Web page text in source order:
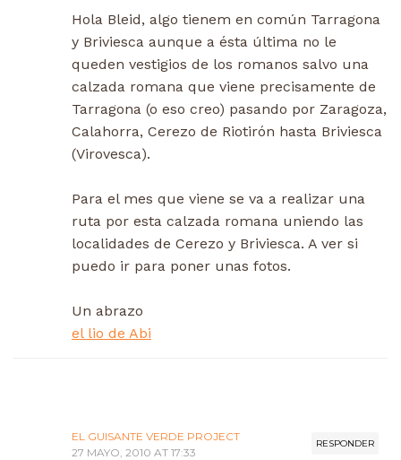
Hola Bleid, algo tienem en común Tarragona
y Briviesca aunque a ésta última no le
queden vestigios de los romanos salvo una
calzada romana que viene precisamente de
Tarragona (o eso creo) pasando por Zaragoza,
Calahorra, Cerezo de Riotirón hasta Briviesca
(Virovesca).
Para el mes que viene se va a realizar una
ruta por esta calzada romana uniendo las
localidades de Cerezo y Briviesca. A ver si
puedo ir para poner unas fotos.
Un abrazo
el lio de Abi
RESPONDER
EL GUISANTE VERDE PROJECT
27 MAYO, 2010 AT 17:33